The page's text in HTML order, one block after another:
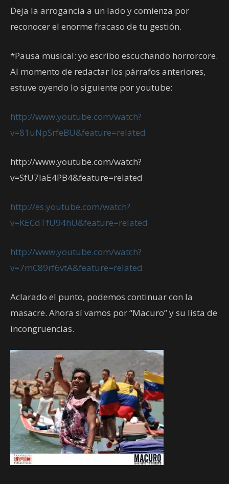
Deja la arrogancia a un lado y comienza por
reconocer el enorme fracaso de tu gestión.
*Pausa musical: yo escribo escuchando horrorcore.
Al momento de redactar los párrafos anteriores,
estuve oyendo lo siguiente por youtube:
http://www.youtube.com/watch?
v=81uNpSrfeBU&feature=related
http://www.youtube.com/watch?
v=SfU7IaE4PB4&feature=related
http://es.youtube.com/watch?
v=KECdTfU94hU&feature=related
http://www.youtube.com/watch?
v=7mC89rf6vtA&feature=related
Aclarado el punto, podemos continuar con la
masacre. Ahora sí vamos por “Macuro” y su lista de
incongruencias.